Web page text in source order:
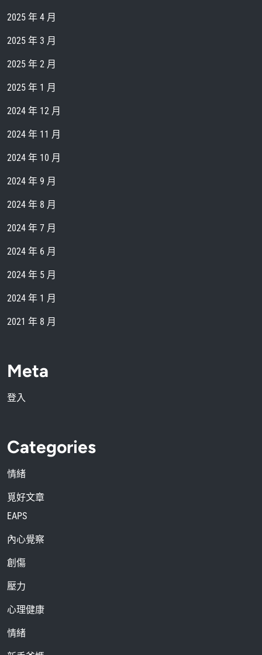
2025 年 4 月
2025 年 3 月
2025 年 2 月
2025 年 1 月
2024 年 12 月
2024 年 11 月
2024 年 10 月
2024 年 9 月
2024 年 8 月
2024 年 7 月
2024 年 6 月
2024 年 5 月
2024 年 1 月
2021 年 8 月
Meta
登入
Categories
情緒
覓好文章
EAPS
內心覺察
創傷
壓力
心理健康
情緒